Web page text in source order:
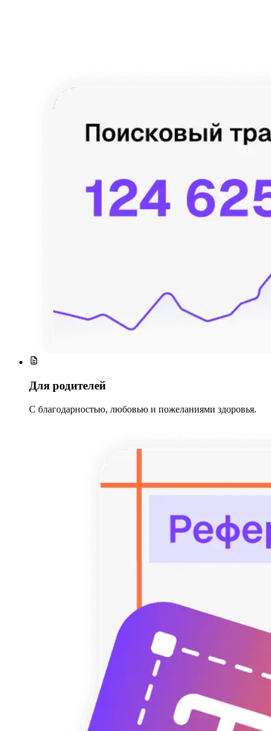
Для родителей
С благодарностью, любовью и пожеланиями здоровья.